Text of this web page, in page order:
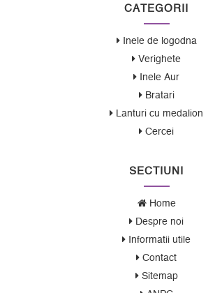
CATEGORII
Inele de logodna
Verighete
Inele Aur
Bratari
Lanturi cu medalion
Cercei
SECTIUNI
Home
Despre noi
Informatii utile
Contact
Sitemap